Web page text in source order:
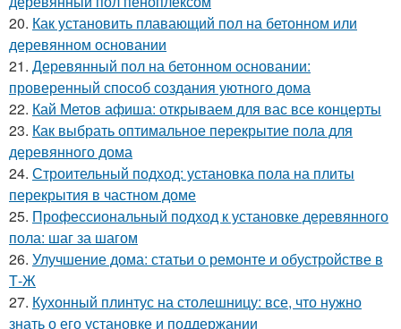
20. Как установить плавающий пол на бетонном или
деревянном основании
21. Деревянный пол на бетонном основании:
проверенный способ создания уютного дома
22. Кай Метов афиша: открываем для вас все концерты
23. Как выбрать оптимальное перекрытие пола для
деревянного дома
24. Строительный подход: установка пола на плиты
перекрытия в частном доме
25. Профессиональный подход к установке деревянного
пола: шаг за шагом
26. Улучшение дома: статьи о ремонте и обустройстве в
Т-Ж
27. Кухонный плинтус на столешницу: все, что нужно
знать о его установке и поддержании